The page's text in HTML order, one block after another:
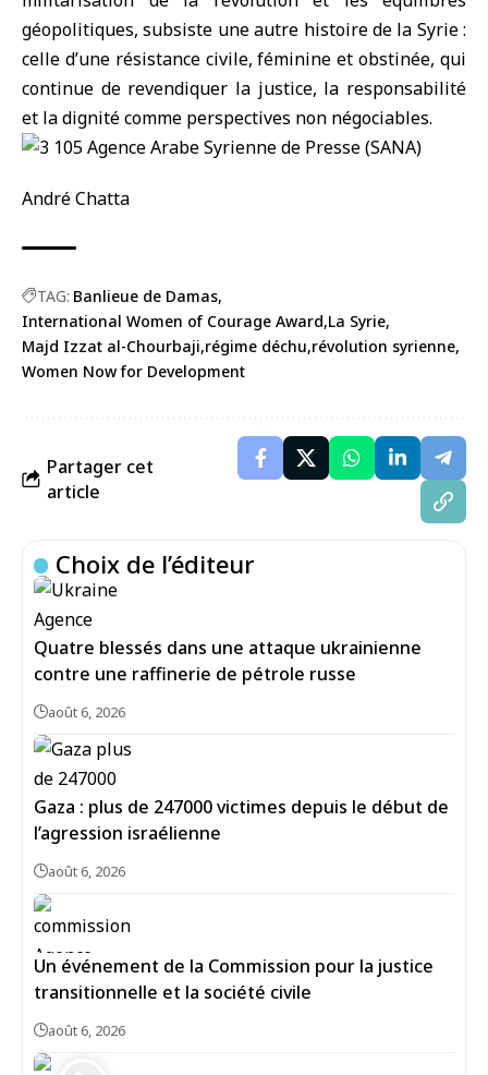
géopolitiques, subsiste une autre histoire de la Syrie :
celle d’une résistance civile, féminine et obstinée, qui
continue de revendiquer la justice, la responsabilité
et la dignité comme perspectives non négociables.
André Chatta
TAG: Banlieue de Damas
International Women of Courage Award La Syrie
Majd Izzat al-Chourbaji régime déchu révolution syrienne
Women Now for Development
Partager cet
article
Choix de l’éditeur
Quatre blessés dans une attaque ukrainienne
contre une raffinerie de pétrole russe
août 6, 2026
Gaza : plus de 247000 victimes depuis le début de
l’agression israélienne
août 6, 2026
Un événement de la Commission pour la justice
transitionnelle et la société civile
août 6, 2026